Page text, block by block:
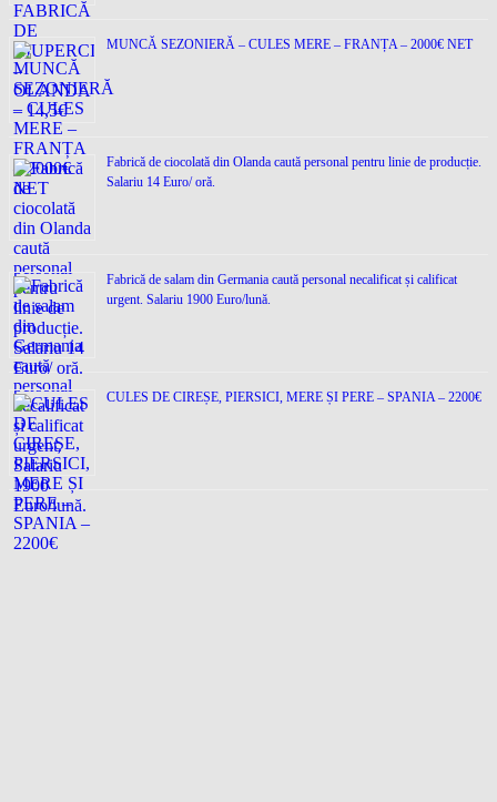
MUNCĂ SEZONIERĂ – CULES MERE – FRANȚA – 2000€ NET
Fabrică de ciocolată din Olanda caută personal pentru linie de producție.
Salariu 14 Euro/ oră.
Fabrică de salam din Germania caută personal necalificat și calificat
urgent. Salariu 1900 Euro/lună.
CULES DE CIREȘE, PIERSICI, MERE ȘI PERE – SPANIA – 2200€